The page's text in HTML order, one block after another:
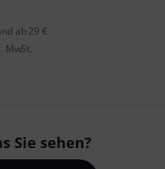
ab 29 €
MwSt.
Sie sehen?